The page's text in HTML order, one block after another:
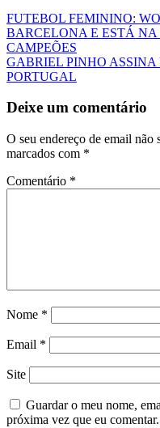
FUTEBOL FEMININO:
BARCELONA E ESTÁ
CAMPEÕES
GABRIEL PINHO ASSINA
PORTUGAL
Deixe um comentário
O seu endereço de email não
marcados com *
Comentário *
Nome *
Email *
Site
Guardar o meu nome,
próxima vez que eu comentar.